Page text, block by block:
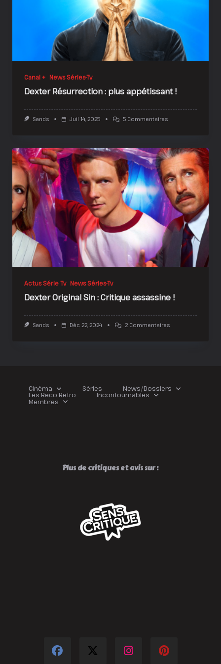
Canal + News Séries-Tv
Dexter Résurrection : plus appétissant !
Sands Juil 14, 2025 5 CommentairesSur
Plus
Appétissant
Actus Série Tv News Séries-Tv
Dexter Original Sin : Critique assassine !
Sands Déc 22, 2024 2 CommentairesSur
Cinéma Séries News/Dossiers
Les Reco Retro Incontournables
Membres
Plus de critiques et avis sur :